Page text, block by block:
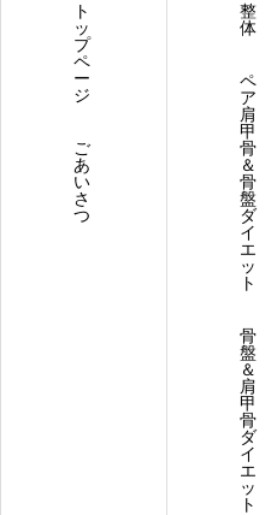
ト
ッ
プ
ペ
ー
ジ
ご
あ
い
さ
つ
整
体
ペ
ア
肩
甲
骨
＆
骨
盤
ダ
イ
エ
ッ
ト
骨
盤
＆
肩
甲
骨
ダ
イ
エ
ッ
ト